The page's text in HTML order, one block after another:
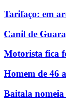
Tarifaço: em
Canil de
Motorista fica
Homem de 46
Baitala